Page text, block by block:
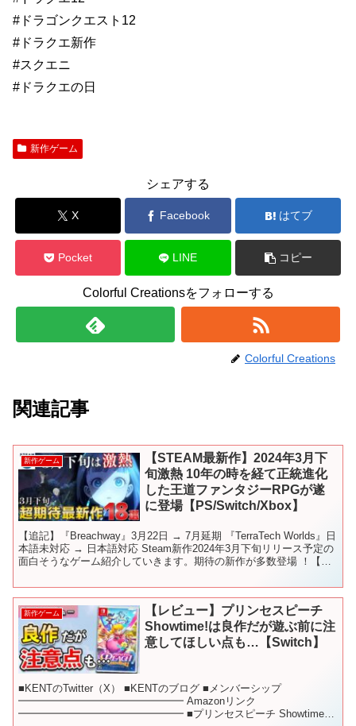
#ドラゴンクエスト12
#ドラクエ新作
#スクエニ
#ドラクエの日
新作ゲーム
シェアする
X Facebook はてブ
Pocket LINE コピー
Colorful Creationsをフォローする
Colorful Creations
関連記事
新作ゲーム
【STEAM最新作】2024年3月下
旬激熱 10年の時を経て正統進化
した王道ファンタジーRPGが遂
に登場【PS/Switch/Xbox】
【追記】『Breachway』3月22日 → 7月延期 『TerraTech Worlds』日
本語未対応 → 日本語対応 Steam新作2024年3月下旬リリース予定の
面白そうなゲーム紹介していきます。期待の新作が多数登場 ！【コ
新作ゲーム
【レビュー】プリンセスピーチ
Showtime!は良作だが遊ぶ前に注
意してほしい点も…【Switch】
■KENTのTwitter（X） ■KENTのブログ ■メンバーシップ
━━━━━━━━━━━━━━━━ Amazonリンク
━━━━━━━━━━━━━━━━ ■プリンセスピーチ Showtime!